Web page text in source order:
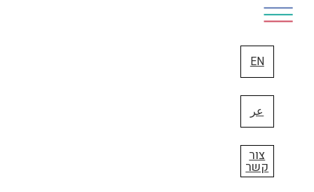
EN
عر
צור
קשר